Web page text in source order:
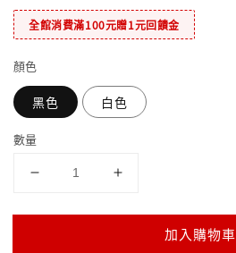
全館消費滿100元贈1元回饋金
顏色
黑色 白色
數量
加入購物車